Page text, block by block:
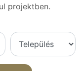
projektben.